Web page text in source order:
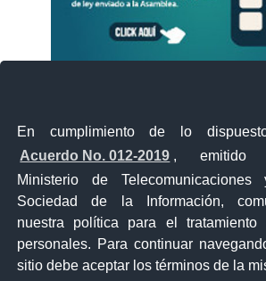
En cumplimiento de lo
Acuerdo No. 012-2019 , emitido
Ministerio de
Sociedad de la Información,
nuestra política para el tratamiento
personales. Para continuar
sitio debe aceptar los términos de la
Ventanilla Única
Ventanilla Única de Comercio
Gobierno Abierto